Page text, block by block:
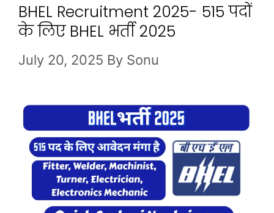
BHEL Recruitment 2025- 515 पदों
के लिए BHEL भर्ती 2025
July 20, 2025 By Sonu